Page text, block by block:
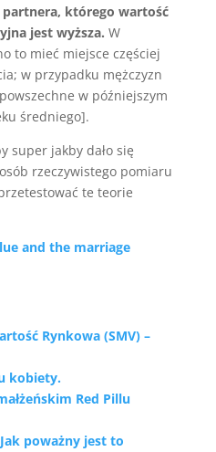
partnera, którego wartość
jest wyższa. W
to mieć miejsce częściej
w przypadku mężczyzn
w późniejszym
średniego].
super jakby dało się
rzeczywistego pomiaru
te teorie
and the marriage
Rynkowa (SMV) –
kobiety.
Red Pillu
poważny jest to